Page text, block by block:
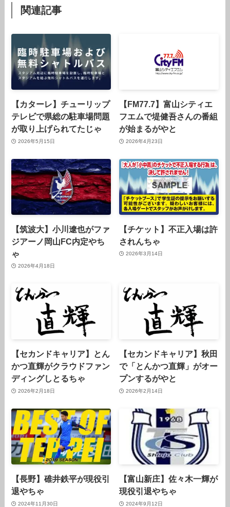
関連記事
【カターレ】チューリップ
テレビで県総の駐車場問題
が取り上げられてたじゃ
2026年5月15日
【FM77.7】富山シティエ
フエムで堤健吾さんの番組
が始まるがやと
2026年4月23日
【筑波大】小川遼也がファ
ジアーノ岡山FC内定やち
ゃ
2026年4月18日
【チケット】不正入場は許
されんちゃ
2026年3月14日
【セカンドキャリア】とん
かつ直輝がクラウドファン
ディングしとるちゃ
2026年2月18日
【セカンドキャリア】秋田
で「とんかつ直輝」がオー
プンするがやと
2026年2月14日
【長野】碓井鉄平が現役引
退やちゃ
2024年11月30日
【富山新庄】佐々木一輝が
現役引退やちゃ
2024年9月12日